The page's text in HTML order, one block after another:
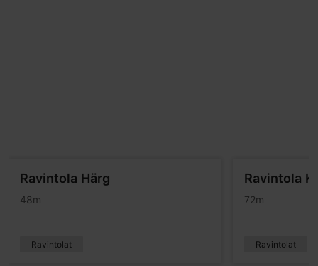
Ravintola Härg
48m
Ravintolat
Ravintola
72m
Ravintolat